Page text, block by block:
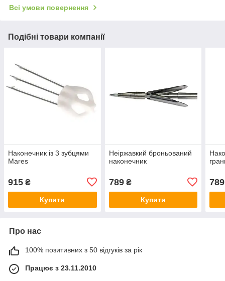
Всі умови повернення
Подібні товари компанії
Наконечник із 3 зубцями
Mares
915 ₴
Купити
Неіржавкий броньований
наконечник
789₴
Купити
789
Про нас
100% позитивних з 50 відгуків за рік
Працює з 23.11.2010